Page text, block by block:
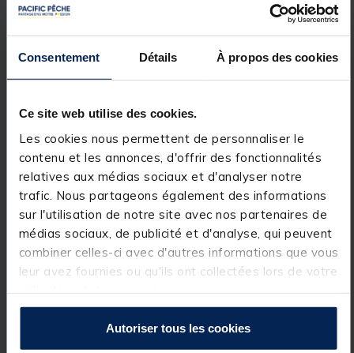
Consentement Détails À propos des cookies
Ce site web utilise des cookies.
Les cookies nous permettent de personnaliser le
contenu et les annonces, d'offrir des fonctionnalités
relatives aux médias sociaux et d'analyser notre
trafic. Nous partageons également des informations
sur l'utilisation de notre site avec nos partenaires de
médias sociaux, de publicité et d'analyse, qui peuvent
combiner celles-ci avec d'autres informations que vous
leur avez fournies ou qu'ils ont collectées lors de votre
Autoriser tous les cookies
canal ou depuis un ponton sur un étang privé, ce
support de canne
est à l'aise partout. Chaque
élément dusinglezest achetable séparément. De ce
fait, vous pouvez confectionner vous-même le
support qui vous correspond.
Enfin, lesupport de cannes korda singlezest
JAG.
Lesbarres korda singlez uprightse fixent sur le
singlez rod buzz bar
(vendu séparément).
Servant à régler la hauteur des cannes, ces tiges en
acier inoxydable sont munies d'un système de
verrouillage type quart de tour qui maintient
fermement les cannes dans la position choisie.
Afin de répondre aux exigences et aux contraintes
de chacun, les singlez uprightdekordasont
déclinées dans trois longueurs différentes qu'il est
Caractéristiques: